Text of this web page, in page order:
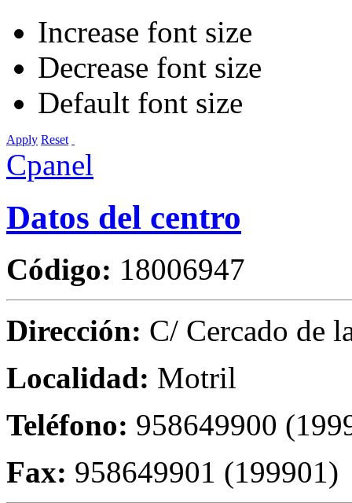
Increase font size
Decrease font size
Default font size
Apply Reset
Cpanel
Datos del centro
Código: 18006947
Dirección: C/ Cercado de
Localidad: Motril
Teléfono: 958649900
Fax: 958649901 (199901)